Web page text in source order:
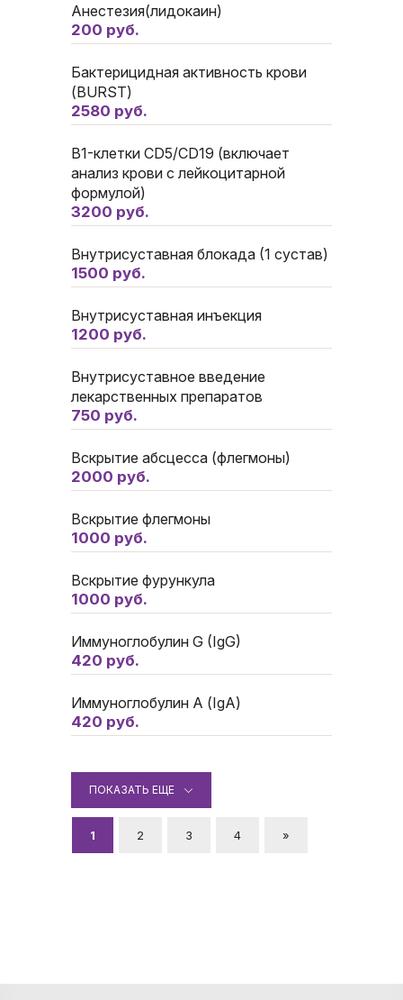
Анестезия(лидокаин)
200 руб.
Бактерицидная активность крови
(BURST)
2580 руб.
В1-клетки CD5/CD19 (включает
анализ крови с лейкоцитарной
формулой)
3200 руб.
Внутрисуставная блокада (1 сустав)
1500 руб.
Внутрисуставная инъекция
1200 руб.
Внутрисуставное введение
лекарственных препаратов
750 руб.
Вскрытие абсцесса (флегмоны)
2000 руб.
Вскрытие флегмоны
1000 руб.
Вскрытие фурункула
1000 руб.
Иммуноглобулин G (IgG)
420 руб.
Иммуноглобулин А (IgA)
420 руб.
ПОКАЗАТЬ ЕЩЕ
1 2 3 4 »